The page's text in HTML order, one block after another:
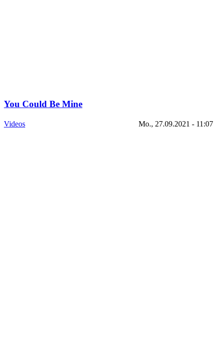
You Could Be Mine
Videos Mo., 27.09.2021 - 11:07